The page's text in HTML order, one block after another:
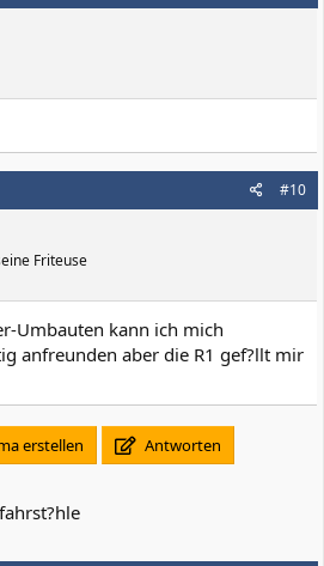
#10
Friteuse
Umbauten kann ich mich
anfreunden aber die R1 gef?llt mir
erstellen Antworten